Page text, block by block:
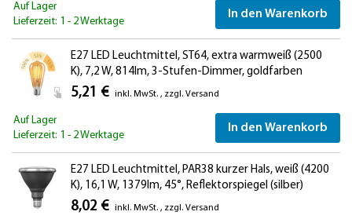
Auf Lager
Lieferzeit: 1 - 2 Werktage
In den Warenkorb
E27 LED Leuchtmittel, ST64, extra warmweiß (2500
K), 7,2 W, 814lm, 3-Stufen-Dimmer, goldfarben
5,21 € inkl. MwSt. , zzgl. Versand
Auf Lager
Lieferzeit: 1 - 2 Werktage
In den Warenkorb
E27 LED Leuchtmittel, PAR38 kurzer Hals, weiß (4200
K), 16,1 W, 1379lm, 45°, Reflektorspiegel (silber)
8,02 € inkl. MwSt. , zzgl. Versand